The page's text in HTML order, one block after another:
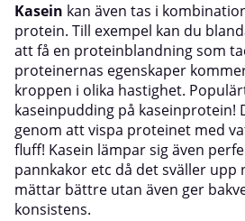
Kasein kan även tas i
protein. Till exempel kan du
att få en proteinblandning som
proteinernas egenskaper
kroppen i olika hastighet.
kaseinpudding på kaseinprotein!
genom att vispa proteinet med
fluff! Kasein lämpar sig även
pannkakor etc då det sväller upp
mättar bättre utan även ger
konsistens.